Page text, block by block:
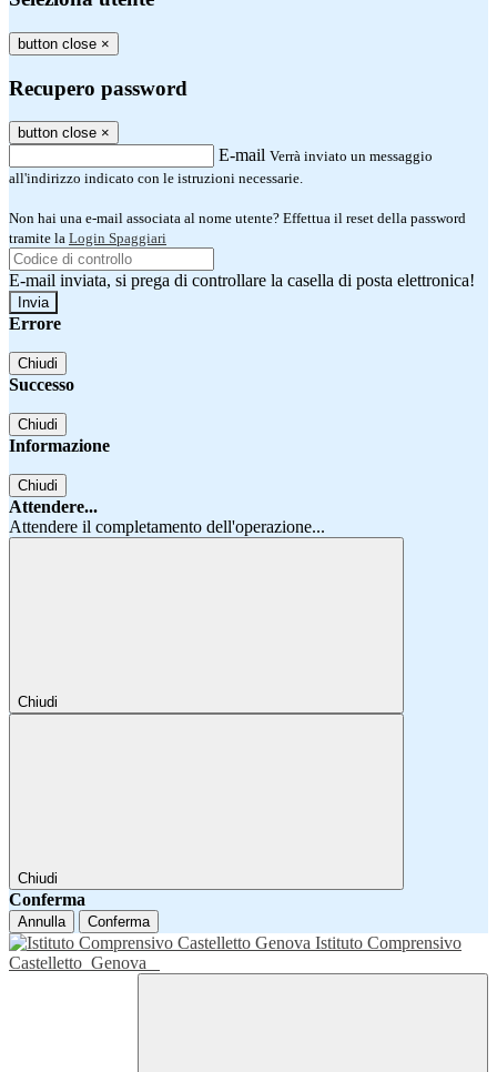
button close ×
Recupero password
button close ×
E-mail Verrà inviato un messaggio
all'indirizzo indicato con le istruzioni necessarie.
Non hai una e-mail associata al nome utente? Effettua il reset della password
tramite la Login Spaggiari
E-mail inviata, si prega di controllare la casella di posta elettronica!
Errore
Chiudi
Successo
Chiudi
Informazione
Chiudi
Attendere...
Attendere il completamento dell'operazione...
Chiudi
Chiudi
Conferma
Annulla Conferma
Istituto Comprensivo
Castelletto Genova